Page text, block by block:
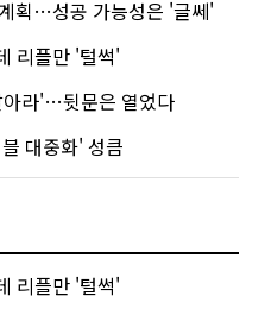
획…성공 가능성은 '글쎄'
리플만 '털썩'
라'…뒷문은 열었다
대중화' 성큼
리플만 '털썩'